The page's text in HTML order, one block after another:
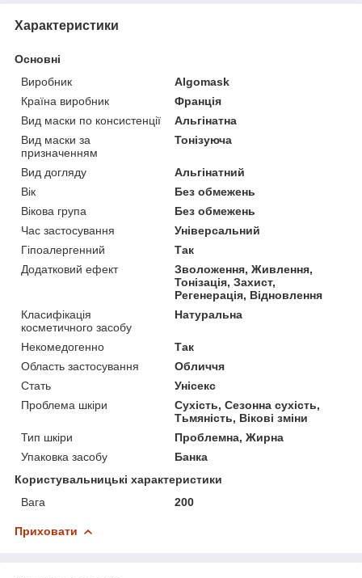
Характеристики
Основні
Виробник
Algomask
Країна виробник
Франція
Вид маски по консистенції
Альгінатна
Вид маски за
призначенням
Тонізуюча
Вид догляду
Альгінатний
Вік
Без обмежень
Вікова група
Без обмежень
Час застосування
Універсальний
Гіпоалергенний
Так
Додатковий ефект
Зволоження, Живлення,
Тонізація, Захист,
Регенерація, Відновлення
Класифікація
косметичного засобу
Натуральна
Некомедогенно
Так
Область застосування
Обличчя
Стать
Унісекс
Проблема шкіри
Сухість, Сезонна сухість,
Тьмяність, Вікові зміни
Тип шкіри
Проблемна, Жирна
Упаковка засобу
Банка
Користувальницькі характеристики
Вага
200
Приховати